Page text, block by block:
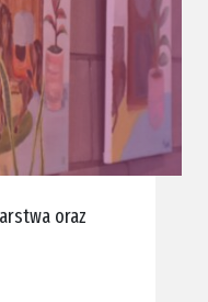
oraz